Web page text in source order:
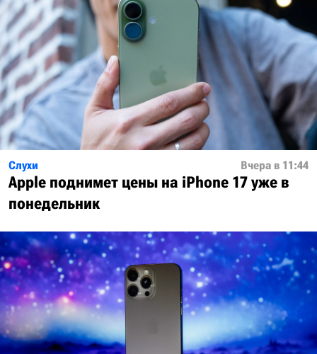
Слухи Вчера в 11:44
Apple поднимет цены на iPhone 17 уже в
понедельник